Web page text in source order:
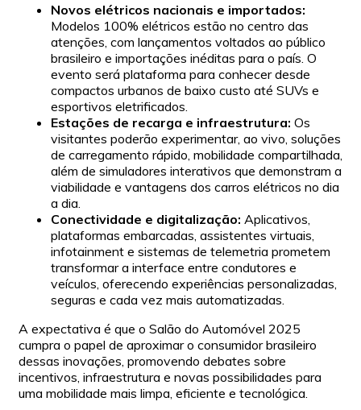
Novos elétricos nacionais e importados:
Modelos 100% elétricos estão no centro das
atenções, com lançamentos voltados ao público
brasileiro e importações inéditas para o país. O
evento será plataforma para conhecer desde
compactos urbanos de baixo custo até SUVs e
esportivos eletrificados.
Estações de recarga e infraestrutura: Os
visitantes poderão experimentar, ao vivo, soluções
de carregamento rápido, mobilidade compartilhada,
além de simuladores interativos que demonstram a
viabilidade e vantagens dos carros elétricos no dia
a dia.
Conectividade e digitalização: Aplicativos,
plataformas embarcadas, assistentes virtuais,
infotainment e sistemas de telemetria prometem
transformar a interface entre condutores e
veículos, oferecendo experiências personalizadas,
seguras e cada vez mais automatizadas.
A expectativa é que o Salão do Automóvel 2025
cumpra o papel de aproximar o consumidor brasileiro
dessas inovações, promovendo debates sobre
incentivos, infraestrutura e novas possibilidades para
uma mobilidade mais limpa, eficiente e tecnológica.